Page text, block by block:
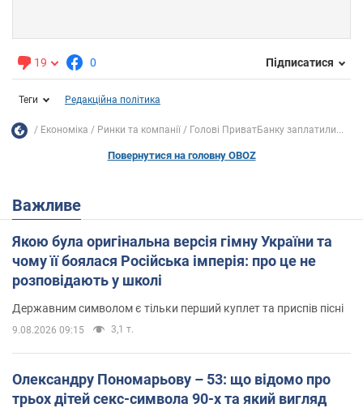
19 0 Підписатися
Теги Редакційна політика
Економіка Ринки та компанії Голові ПриватБанку заплатили...
Повернутися на головну OBOZ
Важливе
Якою була оригінальна версія гімну України та
чому її боялася Російська імперія: про це не
розповідають у школі
Державним символом є тільки перший куплет та приспів пісні
9.08.2026 09:15 3,1 т.
Олександру Пономарьову – 53: що відомо про
трьох дітей секс-символа 90-х та який вигляд